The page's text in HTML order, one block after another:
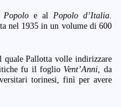
Popolo e al Popolo d’Italia
nel 1935 in un volume di 600
Pallotta volle indirizzare
fu il foglio Vent’Anni , da
torinesi, finì per avere